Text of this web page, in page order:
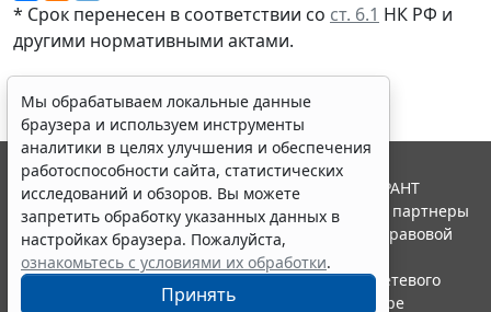
* Срок перенесен в соответствии со ст. 6.1 НК РФ и
другими нормативными актами.
Мы обрабатываем локальные данные
браузера и используем инструменты
аналитики в целях улучшения и обеспечения
работоспособности сайта, статистических
исследований и обзоров. Вы можете
запретить обработку указанных данных в
настройках браузера. Пожалуйста,
ознакомьтесь с условиями их обработки.
Принять
© ООО "НПП "ГАРАНТ-СЕРВИС", 2026. Система ГАРАНТ
выпускается с 1990 года. Компания "Гарант" и ее партнеры
являются участниками Российской ассоциации правовой
информации ГАРАНТ.
Портал ГАРАНТ.РУ зарегистрирован в качестве сетевого
издания Федеральной службой по надзору в сфере